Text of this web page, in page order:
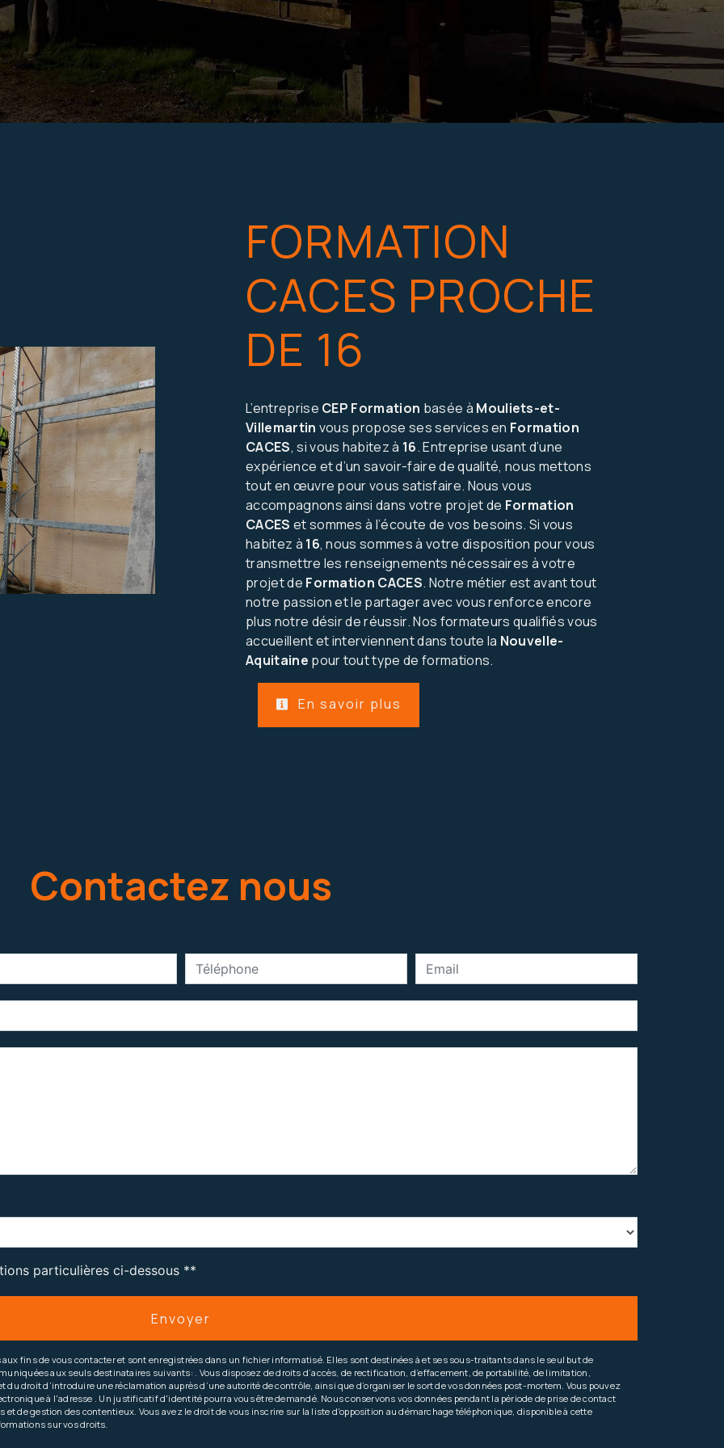
FORMATION
CACES PROCHE
DE 16
L’entreprise CEP Formation basée à Mouliets-et-
Villemartin vous propose ses services en Formation
CACES, si vous habitez à 16. Entreprise usant d’une
expérience et d’un savoir-faire de qualité, nous mettons
tout en œuvre pour vous satisfaire. Nous vous
accompagnons ainsi dans votre projet de Formation
CACES et sommes à l’écoute de vos besoins. Si vous
habitez à 16, nous sommes à votre disposition pour vous
transmettre les renseignements nécessaires à votre
projet de Formation CACES. Notre métier est avant tout
notre passion et le partager avec vous renforce encore
plus notre désir de réussir. Nos formateurs qualifiés vous
accueillent et interviennent dans toute la Nouvelle-
Aquitaine pour tout type de formations.
En savoir plus
Contactez nous
particulières ci-dessous **
Envoyer
fins de vous contacter et sont enregistrées dans un fichier informatisé. Elles sont destinées à et ses sous-traitants dans le seul but de
aux seuls destinataires suivants: . Vous disposez de droits d’accès, de rectification, d’effacement, de portabilité, de limitation,
droit d’introduire une réclamation auprès d’une autorité de contrôle, ainsi que d’organiser le sort de vos données post-mortem. Vous pouvez
à l'adresse . Un justificatif d'identité pourra vous être demandé. Nous conservons vos données pendant la période de prise de contact
de gestion des contentieux. Vous avez le droit de vous inscrire sur la liste d'opposition au démarchage téléphonique, disponible à cette
sur vos droits.